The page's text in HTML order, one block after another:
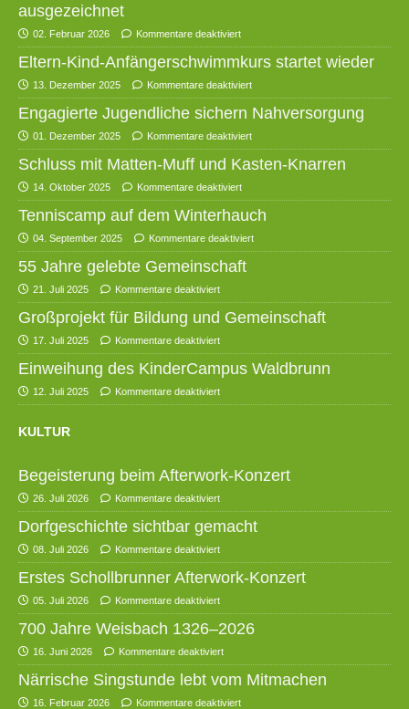
ausgezeichnet
02. Februar 2026 Kommentare deaktiviert
Eltern-Kind-Anfängerschwimmkurs startet wieder
13. Dezember 2025 Kommentare deaktiviert
Engagierte Jugendliche sichern Nahversorgung
01. Dezember 2025 Kommentare deaktiviert
Schluss mit Matten-Muff und Kasten-Knarren
14. Oktober 2025 Kommentare deaktiviert
Tenniscamp auf dem Winterhauch
04. September 2025 Kommentare deaktiviert
55 Jahre gelebte Gemeinschaft
21. Juli 2025 Kommentare deaktiviert
Großprojekt für Bildung und Gemeinschaft
17. Juli 2025 Kommentare deaktiviert
Einweihung des KinderCampus Waldbrunn
12. Juli 2025 Kommentare deaktiviert
KULTUR
Begeisterung beim Afterwork-Konzert
26. Juli 2026 Kommentare deaktiviert
Dorfgeschichte sichtbar gemacht
08. Juli 2026 Kommentare deaktiviert
Erstes Schollbrunner Afterwork-Konzert
05. Juli 2026 Kommentare deaktiviert
700 Jahre Weisbach 1326–2026
16. Juni 2026 Kommentare deaktiviert
Närrische Singstunde lebt vom Mitmachen
16. Februar 2026 Kommentare deaktiviert